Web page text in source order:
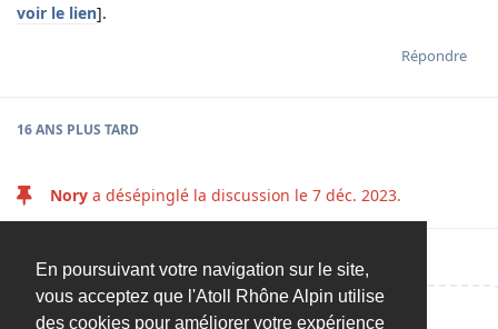
En poursuivant votre navigation sur le site,
vous acceptez que l'Atoll Rhône Alpin utilise
des cookies pour améliorer votre expérience
voir le lien].
Répondre
16 ANS PLUS TARD
Nory a désépinglé la discussion le 7 déc. 2023.